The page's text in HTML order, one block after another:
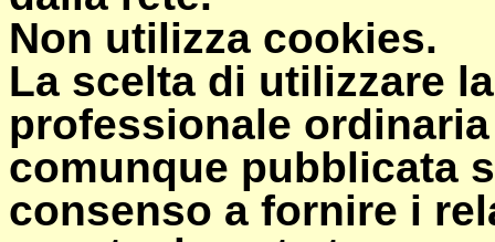
Non utilizza cookies.
La scelta di utilizzare
professionale
comunque pubblicata
consenso a fornire i